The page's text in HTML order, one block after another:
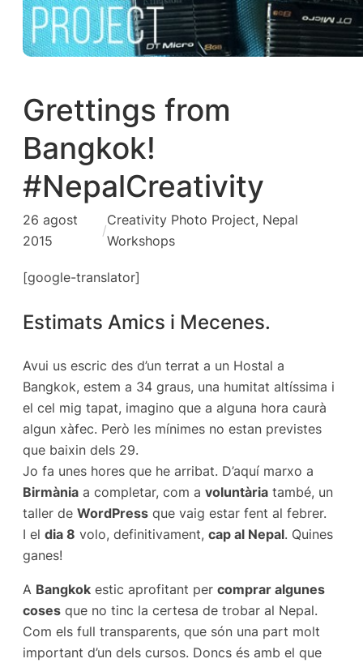
Grettings from
Bangkok!
#NepalCreativity
26 agost
2015
/
Creativity Photo Project, Nepal
Workshops
[google-translator]
Estimats Amics i Mecenes.
Avui us escric des d’un terrat a un Hostal a
Bangkok, estem a 34 graus, una humitat altíssima i
el cel mig tapat, imagino que a alguna hora caurà
algun xàfec. Però les mínimes no estan previstes
que baixin dels 29.
Jo fa unes hores que he arribat. D’aquí marxo a
Birmània a completar, com a voluntària també, un
taller de WordPress que vaig estar fent al febrer.
I el dia 8 volo, definitivament, cap al Nepal. Quines
ganes!
A Bangkok estic aprofitant per comprar algunes
coses que no tinc la certesa de trobar al Nepal.
Com els full transparents, que són una part molt
important d’un dels cursos. Doncs és amb el que